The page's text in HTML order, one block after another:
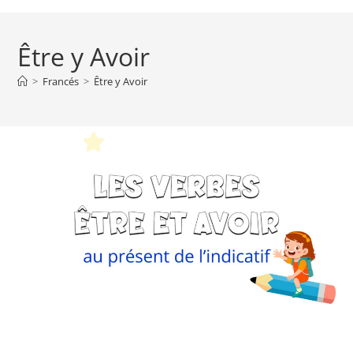
Être y Avoir
> Francés > Être y Avoir